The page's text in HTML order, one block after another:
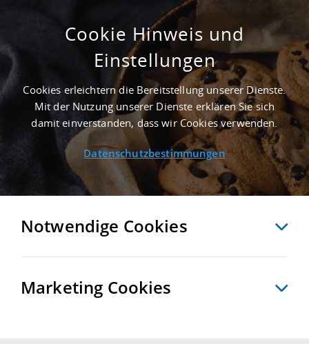
ERSTBEZUG - 20.000 M² MIETHALLE IN
SEHNDE NAHE GÜTERVERKEHRSZENTRUM
GVZ HANNOVER-LEHRTE - LANDKREIS
REGION HANNOVER
Immobiliensuche / Detailansicht
Cookie Hinweis und
Einstellungen
Cookies erleichtern die Bereitstellung unserer Dienste.
Mit der Nutzung unserer Dienste erklären Sie sich
damit einverstanden, dass wir Cookies verwenden.
Datenschutzbestimmungen
Notwendige Cookies
Marketing Cookies